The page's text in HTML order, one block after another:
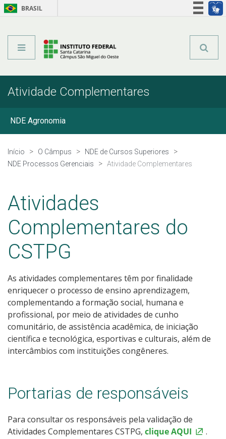
BRASIL
Atividade Complementares
NDE Agronomia
NDE Alimentos
Início O Câmpus
NDE de Cursos Superiores
NDE Processos Gerenciais
Atividade Complementares
Atividades
Complementares do
CSTPG
As atividades complementares têm por finalidade
enriquecer o processo de ensino aprendizagem,
complementando a formação social, humana e
profissional, por meio de atividades de cunho
comunitário, de assistência acadêmica, de iniciação
científica e tecnológica, esportivas e culturais, além de
intercâmbios com instituições congêneres.
Portarias de responsáveis
Para consultar os responsáveis pela validação de
Atividades Complementares CSTPG, clique AQUI .